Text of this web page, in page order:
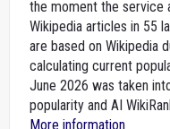
the moment the service
Wikipedia articles in 55
are based on Wikipedia
calculating current
June 2026 was taken
popularity and AI
More information